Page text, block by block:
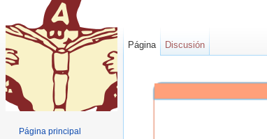
Página Discusión
Página principal